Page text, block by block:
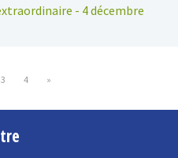
- 4 décembre
3 4 »